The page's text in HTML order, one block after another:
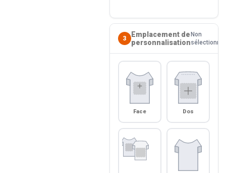
3
Emplacement de
personnalisation
Non
sélectionné
Face Dos